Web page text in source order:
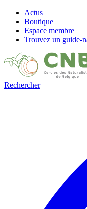
Actus
Boutique
Espace membre
Trouvez un guide-
Rechercher